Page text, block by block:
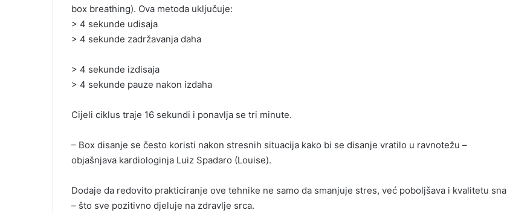
box breathing). Ova metoda uključuje:
> 4 sekunde udisaja
> 4 sekunde zadržavanja daha
> 4 sekunde izdisaja
> 4 sekunde pauze nakon izdaha
Cijeli ciklus traje 16 sekundi i ponavlja se tri minute.
– Box disanje se često koristi nakon stresnih situacija kako bi se disanje vratilo u ravnotežu –
objašnjava kardiologinja Luiz Spadaro (Louise).
Dodaje da redovito prakticiranje ove tehnike ne samo da smanjuje stres, već poboljšava i kvalitetu sna
– što sve pozitivno djeluje na zdravlje srca.